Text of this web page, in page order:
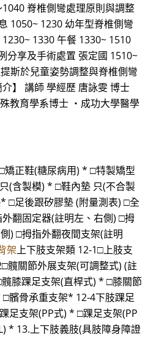
脊椎側彎處理原則與調整
1050~ 1230 幼年型脊椎側彎
1330 午餐 1330~ 1510
分享及手術處置 張定國 1510~
斯於兒童姿勢調整與脊椎側彎
】 講師 學經歷 唐詠雯 博士
教育學系博士 ・成功大學醫學
矯正鞋(糖尿病用) * □特製矯型
(含製模) * □鞋內墊 只(不合製
□足後跟矽膠墊 (附量測表) □全
翻固定器(註明左、右側) □拇
) □拇指外翻夜間支架(註明
架上下肢支架類 12-1□上肢支
髖關節外展支架(可調整式) (註
膝踝足支架(直桿式) * □膝關節
髕骨承重支架* 12-4下肢踝足
足支架(PP式) * □踝足支架(PP
* 13.上下肢義肢(具肢障身障證